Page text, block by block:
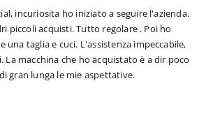
incuriosita ho iniziato a seguire l'azienda.
piccoli acquisti. Tutto regolare . Poi ho
una taglia e cuci. L'assistenza impeccabile,
La macchina che ho acquistato è a dir poco
gran lunga le mie aspettative.